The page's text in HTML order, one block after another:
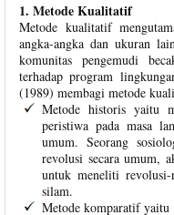
1. Metode Kualitatif
Metode kualitatif
angka-angka dan ukuran
komunitas pengemudi
terhadap program
(1989) membagi metode
Metode historis yaitu
peristiwa pada masa
umum. Seorang
revolusi secara umum,
untuk meneliti
silam.
Metode komparatif yaitu